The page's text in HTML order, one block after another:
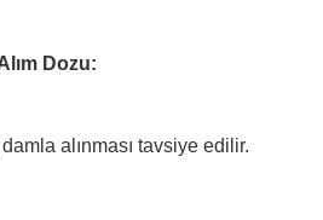
Dozu:
alınması tavsiye edilir.